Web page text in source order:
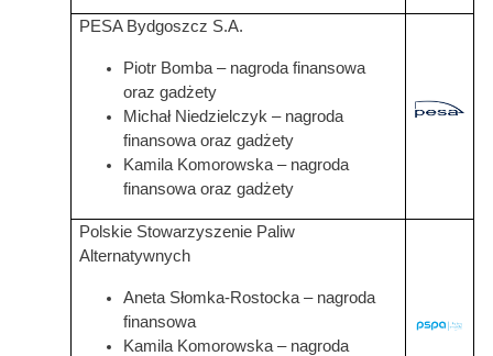
PESA Bydgoszcz S.A.
Piotr Bomba – nagroda finansowa
oraz gadżety
Michał Niedzielczyk – nagroda
finansowa oraz gadżety
Kamila Komorowska – nagroda
finansowa oraz gadżety
Grafika
Polskie Stowarzyszenie Paliw
Alternatywnych
Aneta Słomka-Rostocka – nagroda
finansowa
Kamila Komorowska – nagroda
Grafika